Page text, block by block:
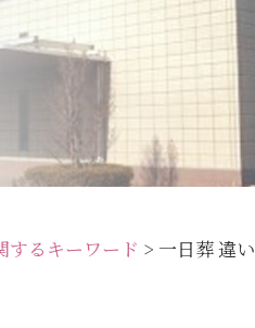
するキーワード > 一日葬 違い